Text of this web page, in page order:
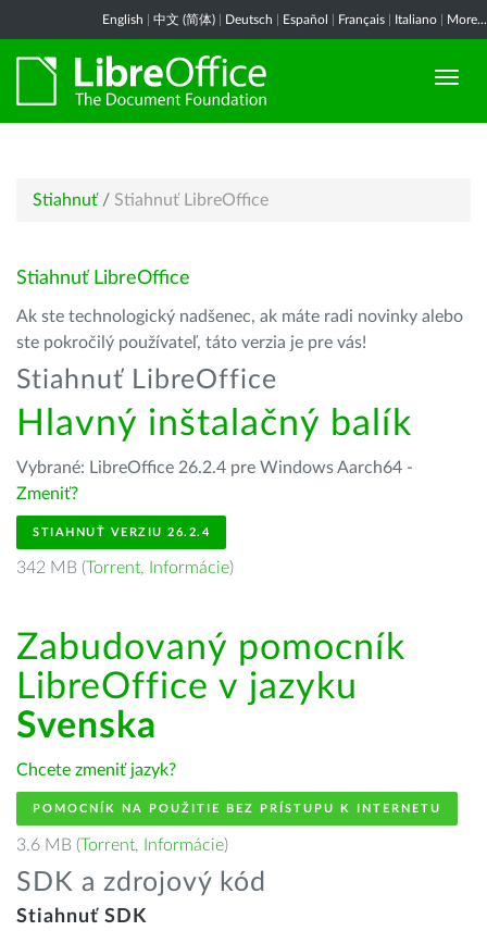
English 中文 (简体) Deutsch Español Français Italiano More...
Stiahnuť / Stiahnuť LibreOffice
Stiahnuť LibreOffice
Ak ste technologický nadšenec, ak máte radi novinky alebo
ste pokročilý používateľ, táto verzia je pre vás!
Stiahnuť LibreOffice
Hlavný inštalačný balík
Vybrané: LibreOffice 26.2.4 pre Windows Aarch64 -
Zmeniť?
STIAHNUŤ VERZIU 26.2.4
342 MB (Torrent, Informácie)
Zabudovaný pomocník
LibreOffice v jazyku
Svenska
Chcete zmeniť jazyk?
POMOCNÍK NA POUŽITIE BEZ PRÍSTUPU K INTERNETU
3.6 MB (Torrent, Informácie)
SDK a zdrojový kód
Stiahnuť SDK